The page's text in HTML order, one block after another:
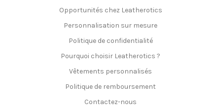
Opportunités chez Leatherotics
Personnalisation sur mesure
Politique de confidentialité
Pourquoi choisir Leatherotics ?
Vêtements personnalisés
Politique de remboursement
Contactez-nous